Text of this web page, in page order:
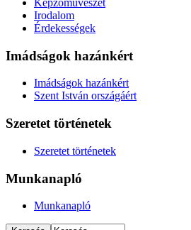
Képzőművészet
Irodalom
Érdekességek
Imádságok hazánkért
Imádságok hazánkért
Szent István országáért
Szeretet történetek
Szeretet történetek
Munkanapló
Munkanapló